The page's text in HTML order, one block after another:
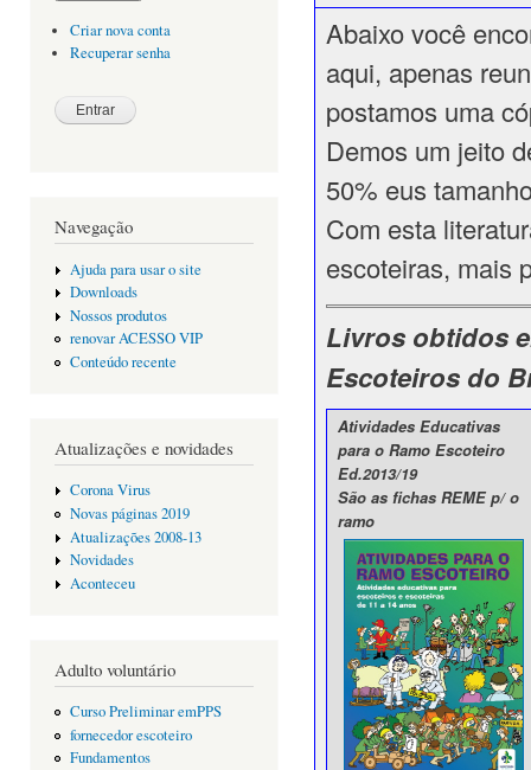
Criar nova conta
Recuperar senha
Navegação
Ajuda para usar o site
Downloads
Nossos produtos
renovar ACESSO VIP
Conteúdo recente
Atualizações e novidades
Corona Virus
Novas páginas 2019
Atualizações 2008-13
Novidades
Aconteceu
Adulto voluntário
Curso Preliminar emPPS
fornecedor escoteiro
Fundamentos
Abaixo você
aqui, apenas
postamos uma
Demos um jeito
50% eus
Com esta
escoteiras, mais
Livros obtidos
Escoteiros do
Atividades Educativas
para o Ramo Escoteiro
Ed.2013/19
São as fichas REME p/ o
ramo